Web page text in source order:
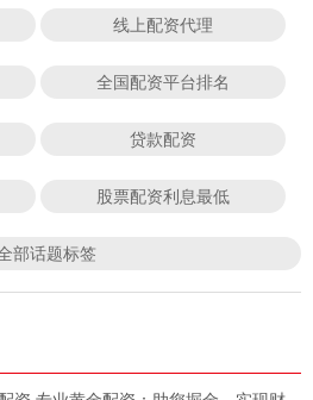
线上配资代理
全国配资平台排名
贷款配资
股票配资利息最低
部话题标签